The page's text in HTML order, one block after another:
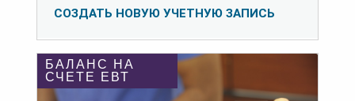
СОЗДАТЬ НОВУЮ УЧЕТНУЮ ЗАПИСЬ
БАЛАНС НА
СЧЕТЕ ЕВТ